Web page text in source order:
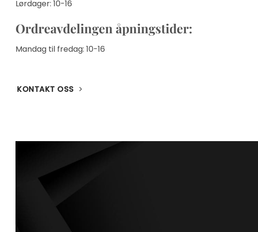
Lørdager: 10-16
Ordreavdelingen åpningstider:
Mandag til fredag: 10-16
KONTAKT OSS